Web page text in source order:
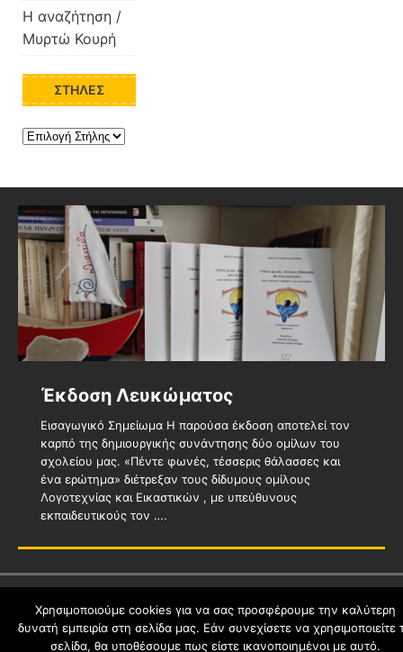
Η αναζήτηση /
Μυρτώ Κουρή
ΣΤΉΛΕΣ
Εικαστικά έργα
Έκδοση Λευκώματος
Εισαγωγικό Σημείωμα Η παρούσα έκδοση αποτελεί τον
καρπό της δημιουργικής συνάντησης δύο ομίλων του
σχολείου μας. «Πέντε φωνές, τέσσερις θάλασσες και
ένα ερώτημα» διέτρεξαν τους δίδυμους ομίλους
Λογοτεχνίας και Εικαστικών , με υπεύθυνους
εκπαιδευτικούς τον ….
Το μυστικό της σκιάς / Μυρτώ
Τσικοπούλου
Μια μέρα έλειψα, χάθηκε ο κόσμος έμεινε άναυδος,
έμεινε σιωπηλός Μια στιγμή χάθηκα, είδα μια παρέα να
γελά δακρύζοντας. Tα δάκρυα κάποιου δεν ήταν από
γέλιο Η σιωπή κρυβόταν,να εκφραστεί φοβόταν ο
άνεμος….
Αισθήσεις / Ελένη Ψαράκη
Άκουσα το μυαλό να φωνάζει βοήθεια, το ρολόι να
καίγεται από τα δάκρυα μιας μάνας Είδα δύο μάτια να
κλαίνε πάνω απ” τη θάλασσα και τον ήλιο να πεθαίνει,
το τσουνάμι να διαπερνιέται από μία….
Η αναζήτηση / Μυρτώ Κουρή
Τον πιο όμορφο ήλιο που φτάνει ως τον ουρανό δεν
τον έχω δει , με περιμένει ακόμα. Το πιο ζεστό
χαμόγελο δεν έχει υπάρξει ακόμα Στα μάτια περιστέρια
λευκά, δεν έχουν πετάξει ακόμα….
Χρησιμοποιούμε cookies για να σας προσφέρουμε την καλύτερη
δυνατή εμπειρία στη σελίδα μας. Εάν συνεχίσετε να χρησιμοποιείτε
σελίδα, θα υποθέσουμε πως είστε ικανοποιημένοι με αυτό.